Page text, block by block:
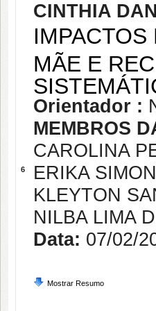
6
CINTHIA
IMPACTOS
MÃE E
Orientador :
MEMBROS
CAROLINA
ERIKA
KLEYTON
NILBA LIMA
Data: 07/02/
Mostrar Resumo